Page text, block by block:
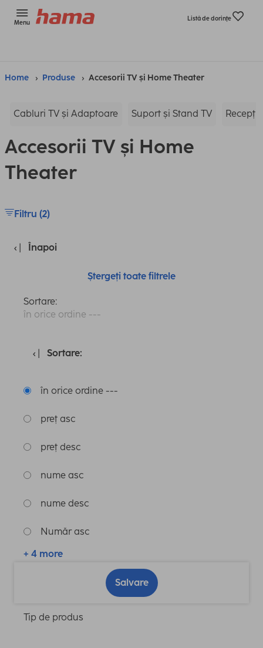
Menu
Listă de dorinţe
Home Produse Accesorii TV și Home Theater
Cabluri TV și Adaptoare Suport și Stand TV
Accesorii TV și Home
Theater
Filtru (2)
Înapoi
Ștergeți toate filtrele
Sortare:
în orice ordine ---
Sortare:
în orice ordine ---
preț asc
preț desc
nume asc
nume desc
Număr asc
+ 4 more
Salvare
Tip de produs